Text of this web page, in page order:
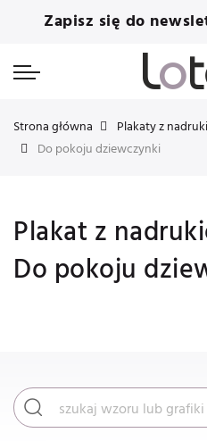
Zapisz się do
Strona główna Plakaty z
Do pokoju dziewczynki
Plakat z
Do pokoju